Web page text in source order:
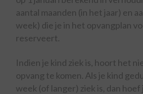
aantal maanden (in het jaar) en
week) die je in het opvangplan
reserveert.
Indien je kind ziek is, hoort het
opvang te komen. Als je kind
week (of langer) ziek is, dan